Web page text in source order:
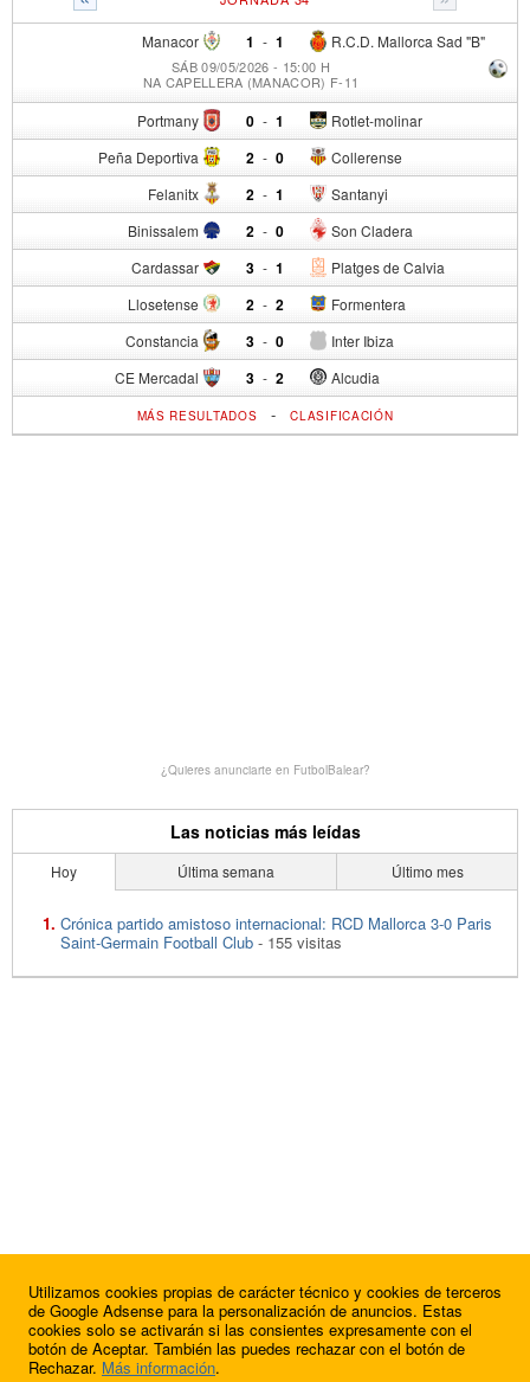
Manacor 1 - R.C.D. Mallorca Sad "B"
1
SÁB 09/05/2026 - 15:00 H
NA CAPELLERA (MANACOR) F-11
Portmany 0 - Rotlet-molinar
1
Peña Deportiva 2 - Collerense
0
Felanitx 2 - Santanyi
1
Binissalem 2 - Son Cladera
0
Cardassar 3 - Platges de Calvia
1
Llosetense 2 - Formentera
2
Constancia 3 - Inter Ibiza
0
CE Mercadal 3 - Alcudia
2
MÁS RESULTADOS -CLASIFICACIÓN
¿Quieres anunciarte en FutbolBalear?
Las noticias más leídas
Hoy Última semana Último mes
Crónica partido amistoso internacional: RCD Mallorca 3-0 Paris
Saint-Germain Football Club - 155 visitas
Utilizamos cookies propias de carácter técnico y cookies de terceros
de Google Adsense para la personalización de anuncios. Estas
cookies solo se activarán si las consientes expresamente con el
botón de Aceptar. También las puedes rechazar con el botón de
Rechazar. Más información.